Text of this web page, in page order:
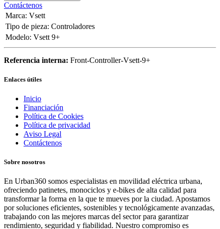
Contáctenos
Marca: Vsett
Tipo de pieza: Controladores
Modelo: Vsett 9+
Referencia interna: Front-Controller-Vsett-9+
Enlaces útiles
Inicio
Financiación
Política de Cookies
Política de privacidad
Aviso Legal
Contáctenos
Sobre nosotros
En Urban360 somos especialistas en movilidad eléctrica urbana,
ofreciendo patinetes, monociclos y e-bikes de alta calidad para
transformar la forma en la que te mueves por la ciudad. Apostamos
por soluciones eficientes, sostenibles y tecnológicamente avanzadas,
trabajando con las mejores marcas del sector para garantizar
rendimiento, seguridad y fiabilidad. Nuestro compromiso es